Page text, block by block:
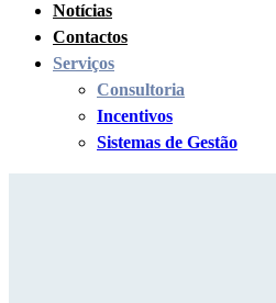
Notícias
Contactos
Serviços
Consultoria
Incentivos
Sistemas de Gestão